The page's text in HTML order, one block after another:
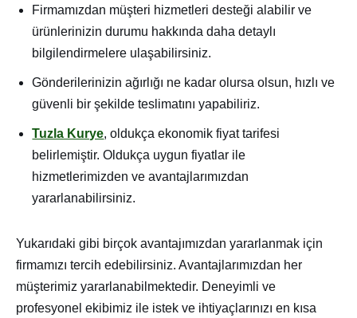
Firmamızdan müşteri hizmetleri desteği alabilir ve
ürünlerinizin durumu hakkında daha detaylı
bilgilendirmelere ulaşabilirsiniz.
Gönderilerinizin ağırlığı ne kadar olursa olsun, hızlı ve
güvenli bir şekilde teslimatını yapabiliriz.
Tuzla Kurye, oldukça ekonomik fiyat tarifesi
belirlemiştir. Oldukça uygun fiyatlar ile
hizmetlerimizden ve avantajlarımızdan
yararlanabilirsiniz.
Yukarıdaki gibi birçok avantajımızdan yararlanmak için
firmamızı tercih edebilirsiniz. Avantajlarımızdan her
müşterimiz yararlanabilmektedir. Deneyimli ve
profesyonel ekibimiz ile istek ve ihtiyaçlarınızı en kısa